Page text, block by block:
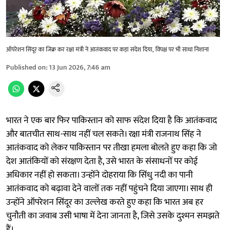
ऑपरेशन सिंदूर का जिक्र कर रक्षा मंत्री ने आतंकवाद पर कड़ा संदेश दिया, विपक्ष पर भी साधा निशाना
Published on:13 Jun 2026, 7:46 am
भारत ने एक बार फिर पाकिस्तान को साफ संदेश दिया है कि आतंकवाद
और बातचीत साथ-साथ नहीं चल सकते। रक्षा मंत्री राजनाथ सिंह ने
आतंकवाद को लेकर पाकिस्तान पर तीखा हमला बोलते हुए कहा कि जो
देश आतंकियों को संरक्षण देता है, उसे भारत के संसाधनों पर कोई
अधिकार नहीं हो सकता। उन्होंने दोहराया कि सिंधु नदी का पानी
आतंकवाद को बढ़ावा देने वालों तक नहीं पहुंचने दिया जाएगा। साथ ही
उन्होंने ऑपरेशन सिंदूर का उल्लेख करते हुए कहा कि भारत अब हर
चुनौती का जवाब उसी भाषा में देना जानता है, जिसे उसके दुश्मन समझते